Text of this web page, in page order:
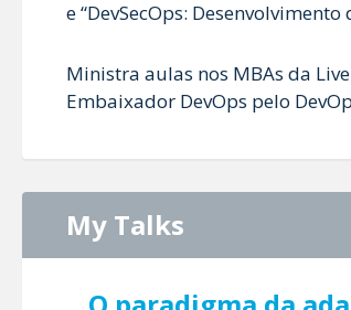
e “DevSecOps:
Ministra aulas nos MBAs da
Embaixador DevOps pelo
My Talks